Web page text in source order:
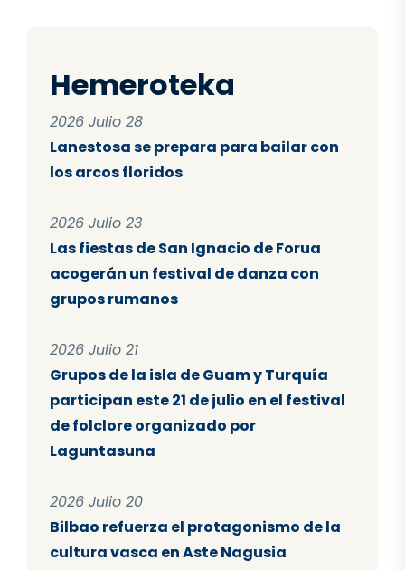
Hemeroteka
2026 Julio 28
Lanestosa se prepara para bailar con
los arcos floridos
2026 Julio 23
Las fiestas de San Ignacio de Forua
acogerán un festival de danza con
grupos rumanos
2026 Julio 21
Grupos de la isla de Guam y Turquía
participan este 21 de julio en el festival
de folclore organizado por
Laguntasuna
2026 Julio 20
Bilbao refuerza el protagonismo de la
cultura vasca en Aste Nagusia